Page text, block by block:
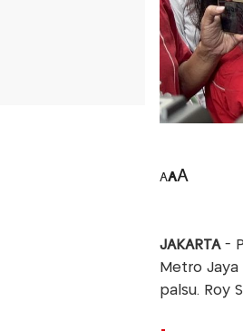
AAA
JAKARTA-
Metro Jaya
palsu. Roy